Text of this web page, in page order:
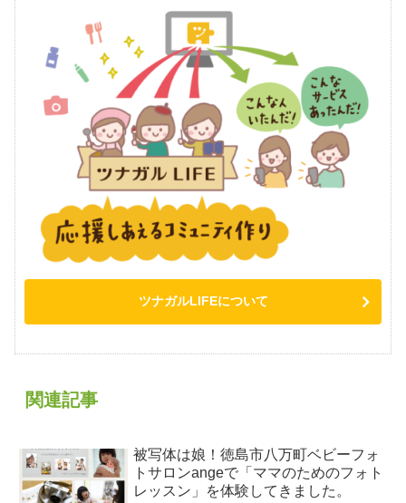
ツナガルLIFEについて
関連記事
被写体は娘！徳島市八万町ベビーフォ
トサロンangeで「ママのためのフォト
レッスン」を体験してきました。